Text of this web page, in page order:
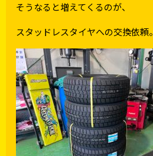
そうなると増えてくるのが、
スタッドレスタイヤへの交換依頼。